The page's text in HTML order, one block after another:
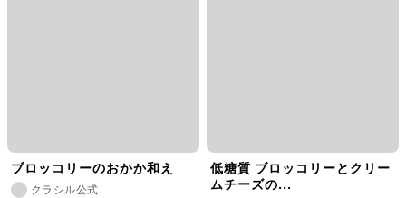
ブロッコリーのおかか和え
クラシル公式
低糖質 ブロッコリーとクリー
ムチーズの...